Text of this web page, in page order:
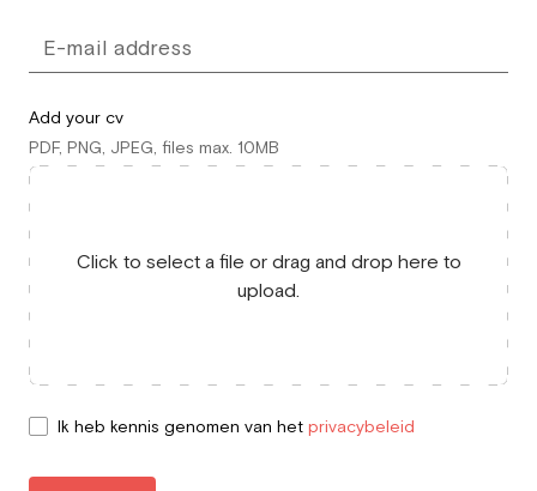
Add your cv
PDF, PNG, JPEG, files max. 10MB
Click to select a file or drag and drop here to
upload.
Ik heb kennis genomen van het privacybeleid